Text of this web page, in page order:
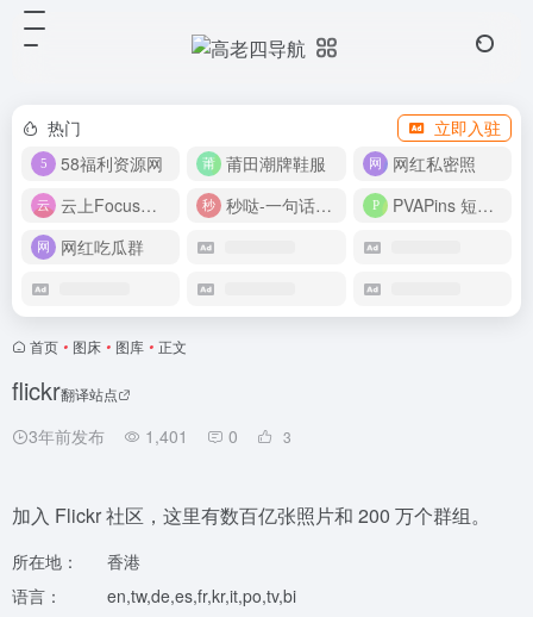
热门
立即入驻
58福利资源网
莆田潮牌鞋服
网红私密照
云上Focus接码平台
秒哒-一句话做应用
PVAPins 短信接码平台
网红吃瓜群
首页 • 图床 • 图库 • 正文
flickr翻译站点
3年前发布 1,401 0 3
加入 Flickr 社区，这里有数百亿张照片和 200 万个群组。
所在地：
香港
语言：
en,tw,de,es,fr,kr,it,po,tv,bi